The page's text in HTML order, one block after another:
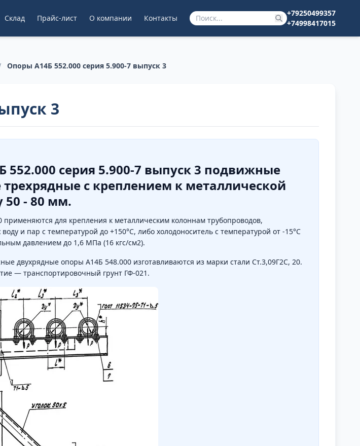
Склад Прайс-лист О компании Контакты
+79250499357
+74998417015
Опоры А14Б 552.000 серия 5.900-7 выпуск 3
3
552.000 серия 5.900-7 выпуск 3 подвижные
с креплением к металлической
50 - 80 мм.
для крепления к металлическим колоннам трубопроводов,
и пар с температурой до +150°С, либо холодоноситель с температурой от -15°С
давлением до 1,6 МПа (16 кгс/см2).
двухрядные опоры А14Б 548.000 изготавливаются из марки стали Ст.3,09Г2С, 20.
— транспортировочный грунт ГФ-021.